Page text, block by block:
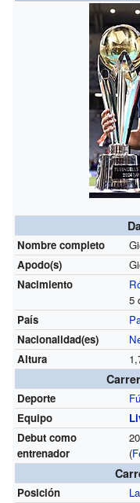
Nombre completo
Apodo(s)
Nacimiento
5
País
Nacionalidad(es)
Altura
Deporte
Equipo
Debut como
entrenador
(
Posición